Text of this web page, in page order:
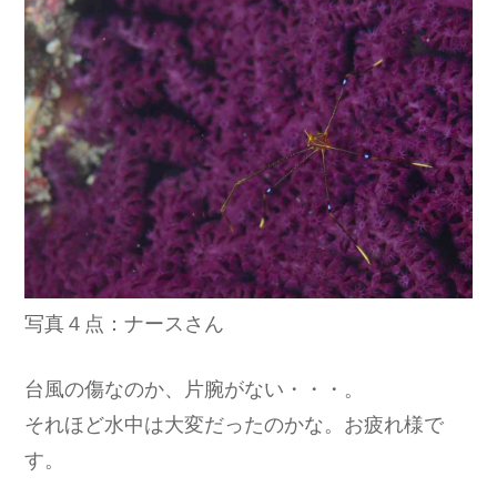
写真４点：ナースさん
台風の傷なのか、片腕がない・・・。
それほど水中は大変だったのかな。お疲れ様で
す。